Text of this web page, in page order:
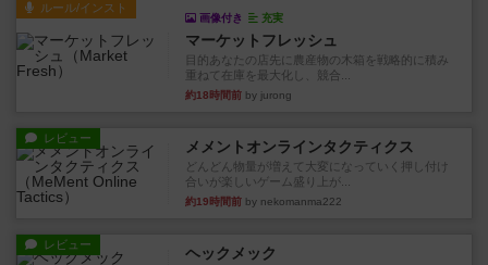
ルール/インスト
画像付き 充実
マーケットフレッシュ
目的あなたの店先に農産物の木箱を戦略的に積み
重ねて在庫を最大化し、競合...
約18時間前 by jurong
レビュー メメントオンラインタクティクス
どんどん物量が増えて大変になっていく押し付け
合いが楽しいゲーム盛り上が...
約19時間前 by nekomanma222
レビュー ヘックメック